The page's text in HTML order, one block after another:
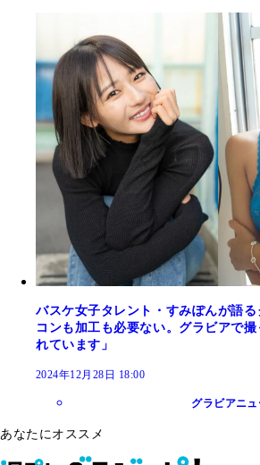
バスケ女子タレント・すみぽんが語
コンも加工も必要ない。グラビアで
れています」
2024年12月28日 18:00
グラビアニュ
あなたにオススメ